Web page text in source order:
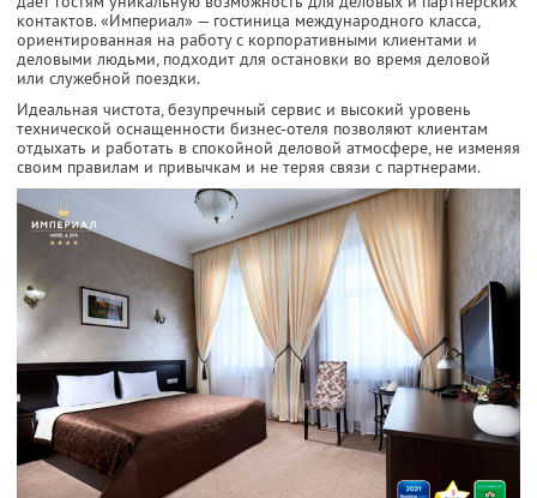
контактов. «Империал» — гостиница международного класса,
ориентированная на работу с корпоративными клиентами и
деловыми людьми, подходит для остановки во время деловой
или служебной поездки.
Идеальная чистота, безупречный сервис и высокий уровень
технической оснащенности бизнес-отеля позволяют клиентам
отдыхать и работать в спокойной деловой атмосфере, не изменяя
своим правилам и привычкам и не теряя связи с партнерами.